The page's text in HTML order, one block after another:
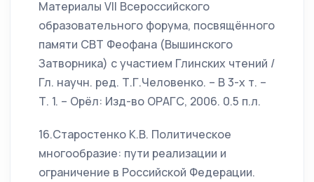
Материалы VII Всероссийского
образовательного форума, посвящённого
памяти СВТ Феофана (Вышинского
Затворника) с участием Глинских чтений /
Гл. научн. ред. Т.Г.Человенко. – В 3-х т. –
Т. 1. – Орёл: Изд-во ОРАГС, 2006. 0.5 п.л.
16.Старостенко К.В. Политическое
многообразие: пути реализации и
ограничение в Российской Федерации.